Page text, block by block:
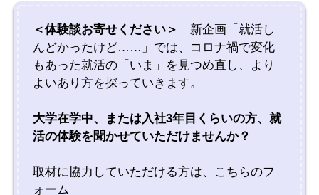
＜体験談お寄せください＞
新企画「就活し
んどかったけど……」では、コロナ禍で変化
もあった就活の「いま」を見つめ直し、より
よいあり方を探っていきます。
大学在学中、または入社3年目くらいの方、就
活の体験を聞かせていただけませんか？
取材に協力していただける方は、こちらのフ
ォーム